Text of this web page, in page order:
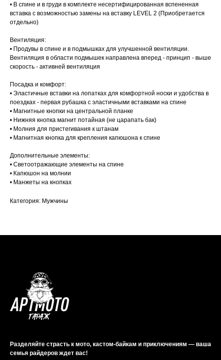
• В спине и в груди в комплекте несертифицированная вспененная
вставка с возможностью замены на вставку LEVEL 2 (Приобретается
отдельно)
Вентиляция:
• Продувы в спине и в подмышках для улучшенной вентиляции.
Вентиляция в области подмышек направлена вперед - принцип - выше
скорость - активней вентиляция
Посадка и комфорт:
• Эластичные вставки на лопатках для комфортной носки и удобства в
поездках - первая рубашка с эластичными вставками на спине
• Магнитные кнопки на центральной планке
• Нижняя кнопка магнит потайная (не царапать бак)
• Молния для пристегивания к штанам
• Магнитная кнопка для крепления капюшона к спине
Дополнительные элементы:
• Светоотражающие элементы на спине
• Капюшон на молнии
• Манжеты на кнопках
Категория: Мужчины
Разделяйте страсть к мото, кастом-байкам и приключениям — ваша
семья райдеров ждет вас!